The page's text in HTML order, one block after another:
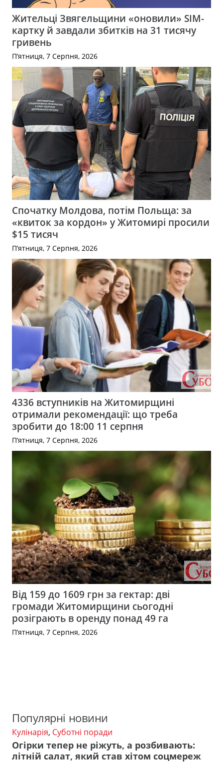
Жительці Звягельщини «оновили» SIM-
картку й завдали збитків на 31 тисячу
гривень
П’ятниця, 7 Серпня, 2026
Спочатку Молдова, потім Польща: за
«квиток за кордон» у Житомирі просили
$15 тисяч
П’ятниця, 7 Серпня, 2026
4336 вступників на Житомирщині
отримали рекомендації: що треба
зробити до 18:00 11 серпня
П’ятниця, 7 Серпня, 2026
Від 159 до 1609 грн за гектар: дві
громади Житомирщини сьогодні
розіграють в оренду понад 49 га
П’ятниця, 7 Серпня, 2026
Популярні новини
Кулінарія, Суботні поради
Огірки тепер не ріжуть, а розбивають:
літній салат, який став хітом соцмереж